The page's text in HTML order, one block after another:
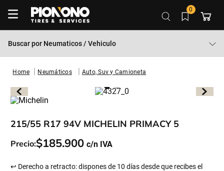
0
Buscar por Neumaticos / Vehiculo
Neumáticos Auto, Suv y Camioneta
215/55 R17 94V MICHELIN PRIMACY 5
Precio:$185.900
↩ Derecho a retracto: dispones de 10 días desde que recibes el